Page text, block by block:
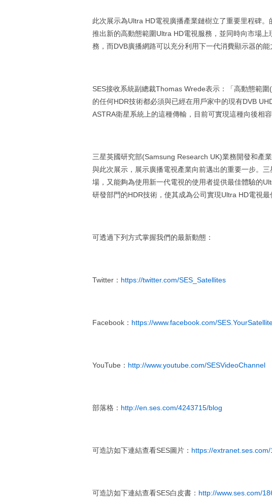
此次展示為Ultra HD電視廣播產業鏈樹立了重要里程碑
推出新的高動態範圍Ultra HD電視服務，並同時向市場
務，而DVB廣播網路可以充分利用下一代消費顯示器的能
SES接收系統副總裁Thomas Wrede表示：「高動態範
的任何HDR技術都必須與已經在用戶家中的現有DVB
ASTRA衛星系統上的這種傳輸，目前可實現這種向後相容
三星英國研究部(Samsung Research UK)業務開發和產
與此次展示，展示廣播電視產業向前邁出的重要一步。
場，又能夠為使用新一代電視的使用者提供最佳體驗的
研發部門的HDR技術，使其成為公司實現Ultra HD電視最
可透過下列方式掌握我們的最新動態：
Twitter： https://twitter.com/SES_Satellites
Facebook： https://www.facebook.com/
YouTube： http://www.youtube.com/SESVideoChannel
部落格： http://en.ses.com/4243715/blog
可造訪如下連結查看SES圖片： https://
可造訪如下連結查看SES白皮書： http://www.ses.com/